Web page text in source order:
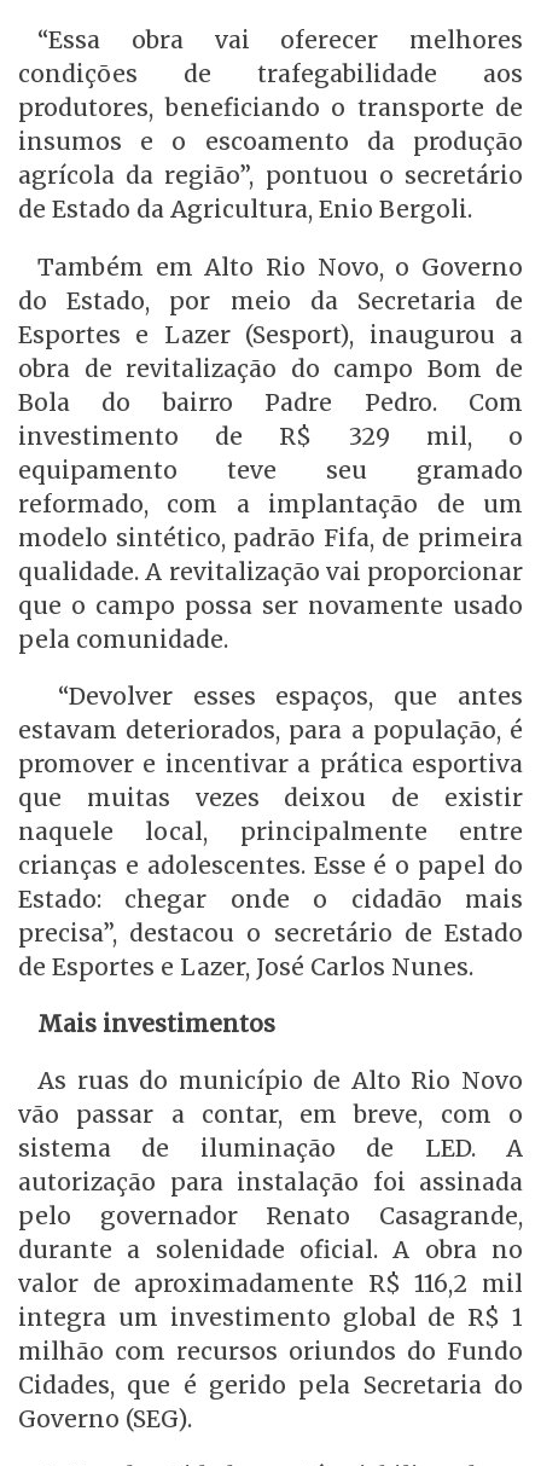
“Essa obra vai oferecer melhores
condições de trafegabilidade aos
produtores, beneficiando o transporte de
insumos e o escoamento da produção
agrícola da região”, pontuou o secretário
de Estado da Agricultura, Enio Bergoli.
Também em Alto Rio Novo, o Governo
do Estado, por meio da Secretaria de
Esportes e Lazer (Sesport), inaugurou a
obra de revitalização do campo Bom de
Bola do bairro Padre Pedro. Com
investimento de R$ 329 mil, o
equipamento teve seu gramado
reformado, com a implantação de um
modelo sintético, padrão Fifa, de primeira
qualidade. A revitalização vai proporcionar
que o campo possa ser novamente usado
pela comunidade.
“Devolver esses espaços, que antes
estavam deteriorados, para a população, é
promover e incentivar a prática esportiva
que muitas vezes deixou de existir
naquele local, principalmente entre
crianças e adolescentes. Esse é o papel do
Estado: chegar onde o cidadão mais
precisa”, destacou o secretário de Estado
de Esportes e Lazer, José Carlos Nunes.
Mais investimentos
As ruas do município de Alto Rio Novo
vão passar a contar, em breve, com o
sistema de iluminação de LED. A
autorização para instalação foi assinada
pelo governador Renato Casagrande,
durante a solenidade oficial. A obra no
valor de aproximadamente R$ 116,2 mil
integra um investimento global de R$ 1
milhão com recursos oriundos do Fundo
Cidades, que é gerido pela Secretaria do
Governo (SEG).